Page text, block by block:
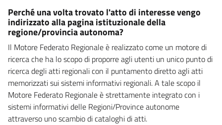
Perché una volta trovato l'atto di interesse vengo
indirizzato alla pagina istituzionale della
regione/provincia autonoma?
Il Motore Federato Regionale è realizzato come un motore di
ricerca che ha lo scopo di proporre agli utenti un unico punto di
ricerca degli atti regionali con il puntamento diretto agli atti
memorizzati sui sistemi informativi regionali. A tale scopo il
Motore Federato Regionale è strettamente integrato con i
sistemi informativi delle Regioni/Province autonome
attraverso uno scambio di cataloghi di atti.